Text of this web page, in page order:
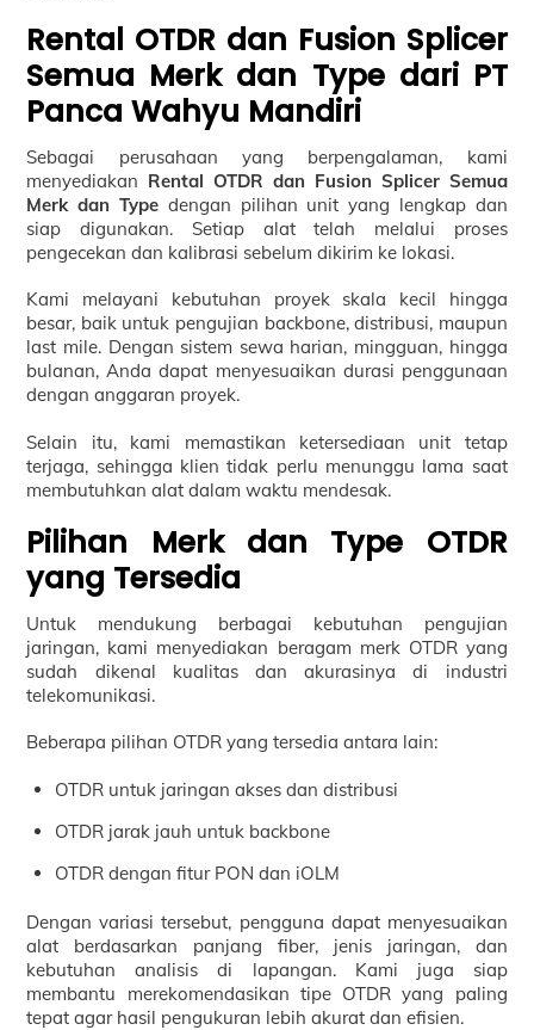
Rental OTDR dan Fusion Splicer
Semua Merk dan Type dari PT
Panca Wahyu Mandiri
Sebagai perusahaan yang berpengalaman, kami
menyediakan Rental OTDR dan Fusion Splicer Semua
Merk dan Typedengan pilihan unit yang lengkap dan
siap digunakan. Setiap alat telah melalui proses
pengecekan dan kalibrasi sebelum dikirim ke lokasi.
Kami melayani kebutuhan proyek skala kecil hingga
besar, baik untuk pengujian backbone, distribusi, maupun
last mile. Dengan sistem sewa harian, mingguan, hingga
bulanan, Anda dapat menyesuaikan durasi penggunaan
dengan anggaran proyek.
Selain itu, kami memastikan ketersediaan unit tetap
terjaga, sehingga klien tidak perlu menunggu lama saat
membutuhkan alat dalam waktu mendesak.
Pilihan Merk dan Type OTDR
yang Tersedia
Untuk mendukung berbagai kebutuhan pengujian
jaringan, kami menyediakan beragam merk OTDR yang
sudah dikenal kualitas dan akurasinya di industri
telekomunikasi.
Beberapa pilihan OTDR yang tersedia antara lain:
OTDR untuk jaringan akses dan distribusi
OTDR jarak jauh untuk backbone
OTDR dengan fitur PON dan iOLM
Dengan variasi tersebut, pengguna dapat menyesuaikan
alat berdasarkan panjang fiber, jenis jaringan, dan
kebutuhan analisis di lapangan. Kami juga siap
membantu merekomendasikan tipe OTDR yang paling
tepat agar hasil pengukuran lebih akurat dan efisien.